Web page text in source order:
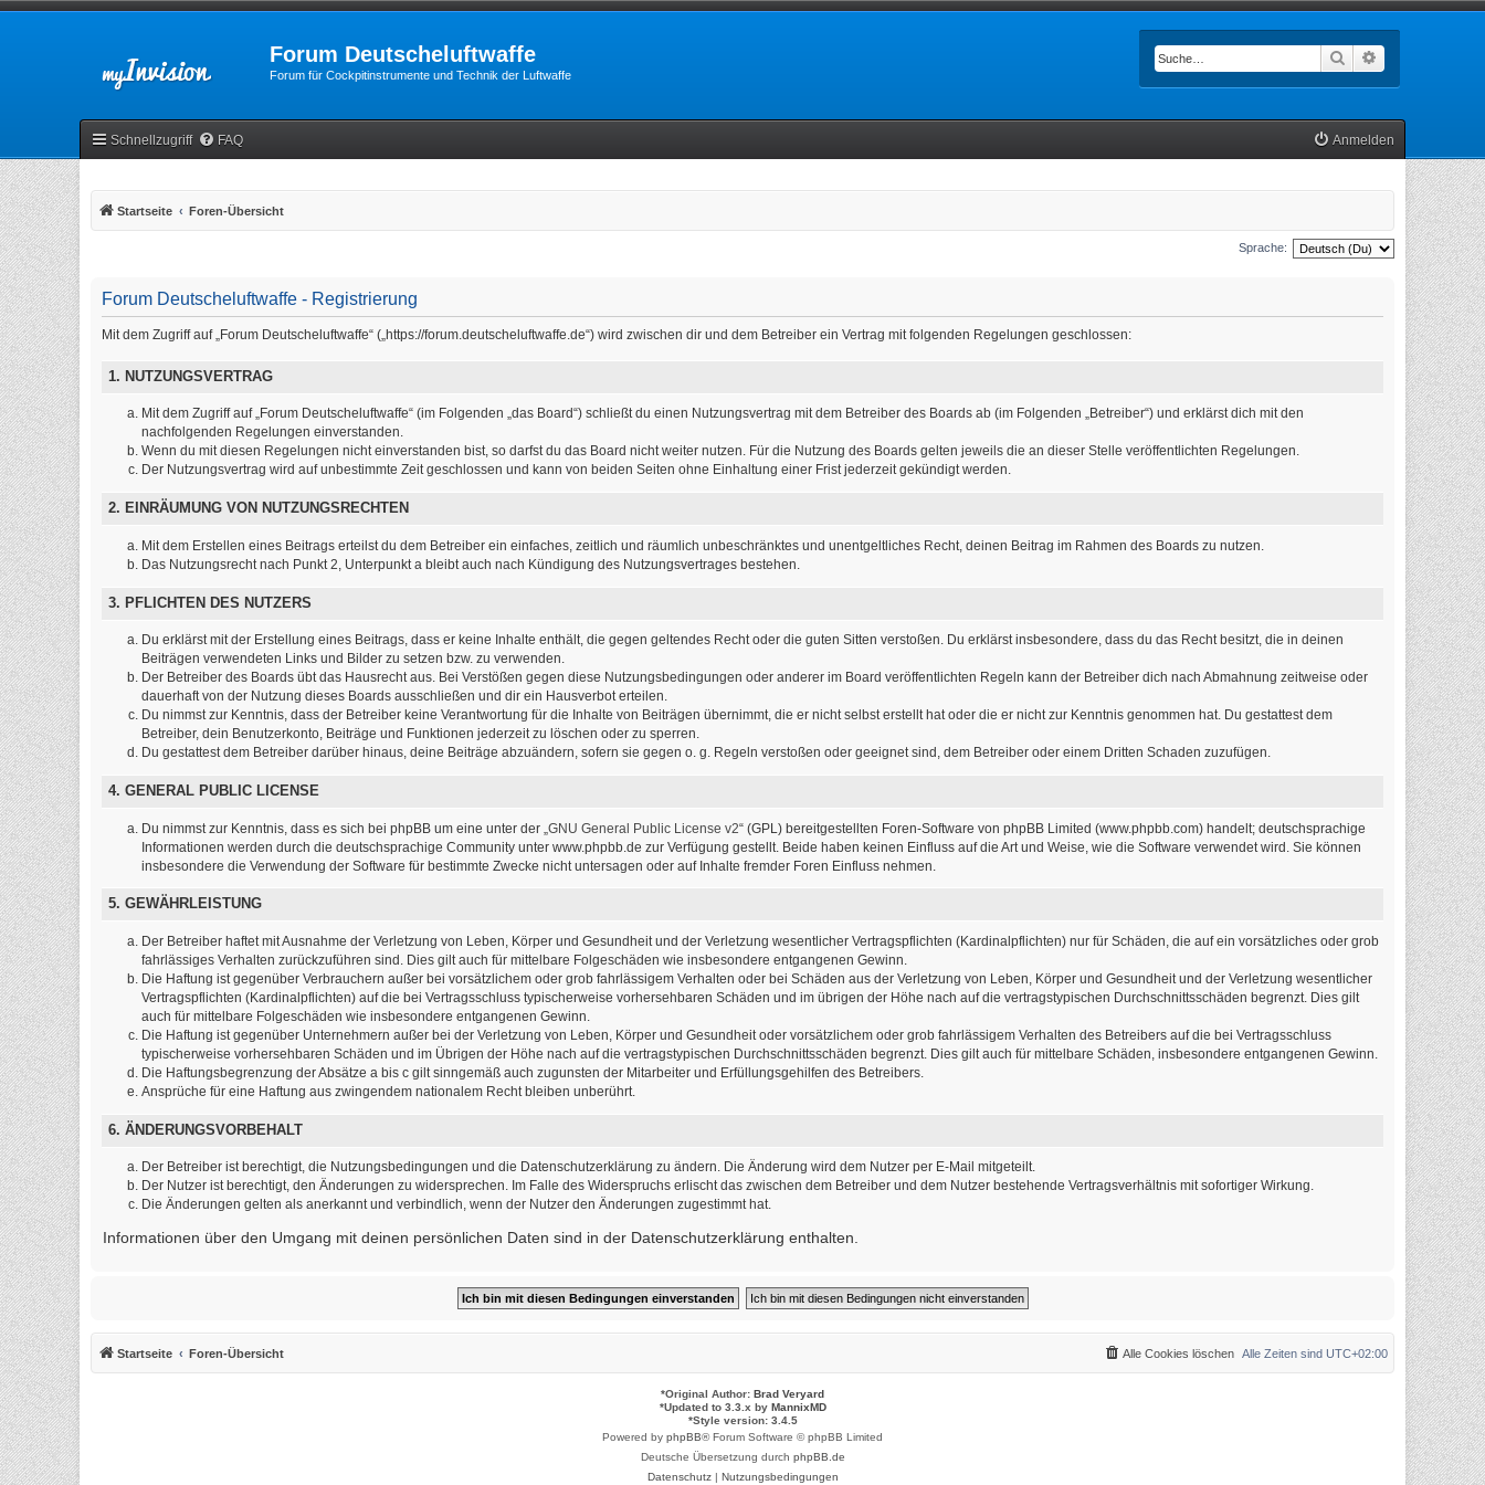
Forum Deutscheluftwaffe
Forum für Cockpitinstrumente und Technik der Luftwaffe
Suche
Schnellzugriff FAQ Anmelden
Startseite Foren-Übersicht
Sprache:
Forum Deutscheluftwaffe - Registrierung
Mit dem Zugriff auf „Forum Deutscheluftwaffe“ („https://forum.deutscheluftwaffe.de“) wird zwischen dir und dem Betreiber ein Vertrag mit folgenden Regelungen geschlossen:
1. NUTZUNGSVERTRAG
Mit dem Zugriff auf „Forum Deutscheluftwaffe“ (im Folgenden „das Board“) schließt du einen Nutzungsvertrag mit dem Betreiber des Boards ab (im Folgenden „Betreiber“) und erklärst dich mit den
nachfolgenden Regelungen einverstanden.
Wenn du mit diesen Regelungen nicht einverstanden bist, so darfst du das Board nicht weiter nutzen. Für die Nutzung des Boards gelten jeweils die an dieser Stelle veröffentlichten Regelungen.
Der Nutzungsvertrag wird auf unbestimmte Zeit geschlossen und kann von beiden Seiten ohne Einhaltung einer Frist jederzeit gekündigt werden.
2. EINRÄUMUNG VON NUTZUNGSRECHTEN
Mit dem Erstellen eines Beitrags erteilst du dem Betreiber ein einfaches, zeitlich und räumlich unbeschränktes und unentgeltliches Recht, deinen Beitrag im Rahmen des Boards zu nutzen.
Das Nutzungsrecht nach Punkt 2, Unterpunkt a bleibt auch nach Kündigung des Nutzungsvertrages bestehen.
3. PFLICHTEN DES NUTZERS
Du erklärst mit der Erstellung eines Beitrags, dass er keine Inhalte enthält, die gegen geltendes Recht oder die guten Sitten verstoßen. Du erklärst insbesondere, dass du das Recht besitzt, die in deinen
Beiträgen verwendeten Links und Bilder zu setzen bzw. zu verwenden.
Der Betreiber des Boards übt das Hausrecht aus. Bei Verstößen gegen diese Nutzungsbedingungen oder anderer im Board veröffentlichten Regeln kann der Betreiber dich nach Abmahnung zeitweise oder
dauerhaft von der Nutzung dieses Boards ausschließen und dir ein Hausverbot erteilen.
Du nimmst zur Kenntnis, dass der Betreiber keine Verantwortung für die Inhalte von Beiträgen übernimmt, die er nicht selbst erstellt hat oder die er nicht zur Kenntnis genommen hat. Du gestattest dem
Betreiber, dein Benutzerkonto, Beiträge und Funktionen jederzeit zu löschen oder zu sperren.
Du gestattest dem Betreiber darüber hinaus, deine Beiträge abzuändern, sofern sie gegen o. g. Regeln verstoßen oder geeignet sind, dem Betreiber oder einem Dritten Schaden zuzufügen.
4. GENERAL PUBLIC LICENSE
Du nimmst zur Kenntnis, dass es sich bei phpBB um eine unter der „ GNU General Public License v2“ (GPL) bereitgestellten Foren-Software von phpBB Limited (www.phpbb.com) handelt; deutschsprachige
Informationen werden durch die deutschsprachige Community unter www.phpbb.de zur Verfügung gestellt. Beide haben keinen Einfluss auf die Art und Weise, wie die Software verwendet wird. Sie können
insbesondere die Verwendung der Software für bestimmte Zwecke nicht untersagen oder auf Inhalte fremder Foren Einfluss nehmen.
5. GEWÄHRLEISTUNG
Der Betreiber haftet mit Ausnahme der Verletzung von Leben, Körper und Gesundheit und der Verletzung wesentlicher Vertragspflichten (Kardinalpflichten) nur für Schäden, die auf ein vorsätzliches oder grob
fahrlässiges Verhalten zurückzuführen sind. Dies gilt auch für mittelbare Folgeschäden wie insbesondere entgangenen Gewinn.
Die Haftung ist gegenüber Verbrauchern außer bei vorsätzlichem oder grob fahrlässigem Verhalten oder bei Schäden aus der Verletzung von Leben, Körper und Gesundheit und der Verletzung wesentlicher
Vertragspflichten (Kardinalpflichten) auf die bei Vertragsschluss typischerweise vorhersehbaren Schäden und im übrigen der Höhe nach auf die vertragstypischen Durchschnittsschäden begrenzt. Dies gilt
auch für mittelbare Folgeschäden wie insbesondere entgangenen Gewinn.
Die Haftung ist gegenüber Unternehmern außer bei der Verletzung von Leben, Körper und Gesundheit oder vorsätzlichem oder grob fahrlässigem Verhalten des Betreibers auf die bei Vertragsschluss
typischerweise vorhersehbaren Schäden und im Übrigen der Höhe nach auf die vertragstypischen Durchschnittsschäden begrenzt. Dies gilt auch für mittelbare Schäden, insbesondere entgangenen Gewinn.
Die Haftungsbegrenzung der Absätze a bis c gilt sinngemäß auch zugunsten der Mitarbeiter und Erfüllungsgehilfen des Betreibers.
Ansprüche für eine Haftung aus zwingendem nationalem Recht bleiben unberührt.
6. ÄNDERUNGSVORBEHALT
Der Betreiber ist berechtigt, die Nutzungsbedingungen und die Datenschutzerklärung zu ändern. Die Änderung wird dem Nutzer per E-Mail mitgeteilt.
Der Nutzer ist berechtigt, den Änderungen zu widersprechen. Im Falle des Widerspruchs erlischt das zwischen dem Betreiber und dem Nutzer bestehende Vertragsverhältnis mit sofortiger Wirkung.
Die Änderungen gelten als anerkannt und verbindlich, wenn der Nutzer den Änderungen zugestimmt hat.
Informationen über den Umgang mit deinen persönlichen Daten sind in der Datenschutzerklärung enthalten.
Startseite Foren-Übersicht Alle Zeiten sind UTC+02:00
Alle Cookies löschen
*Original Author: Brad Veryard
*Updated to 3.3.x by MannixMD
*Style version: 3.4.5
Powered by phpBB® Forum Software © phpBB Limited
Deutsche Übersetzung durch phpBB.de
Datenschutz| Nutzungsbedingungen